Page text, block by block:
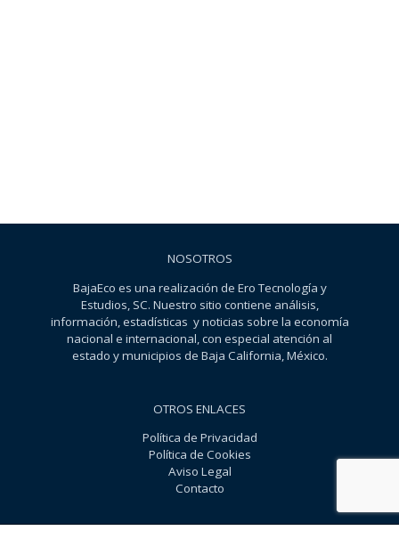
NOSOTROS
BajaEco es una realización de Ero Tecnología y
Estudios, SC. Nuestro sitio contiene análisis,
información, estadísticas y noticias sobre la economía
nacional e internacional, con especial atención al
estado y municipios de Baja California, México.
OTROS ENLACES
Política de Privacidad
Política de Cookies
Aviso Legal
Contacto